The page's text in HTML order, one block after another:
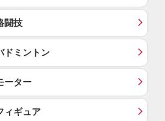
闘技
ドミントン
ーター
ィギュア